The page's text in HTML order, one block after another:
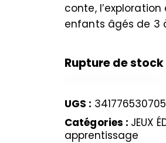
conte,
enfants âgés de 3
Rupture de stock
UGS :
Catégories : JEUX
apprentissage